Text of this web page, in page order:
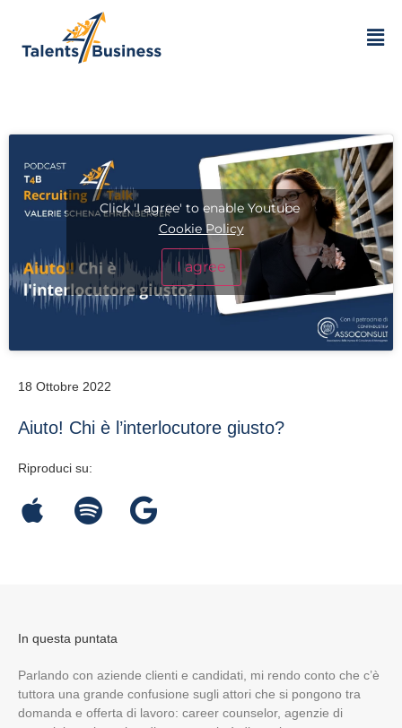
Click 'I agree' to enable Youtube
Cookie Policy
I agree
18 Ottobre 2022
Aiuto! Chi è l’interlocutore giusto?
Riproduci su:
In questa puntata
Parlando con aziende clienti e candidati, mi rendo conto che c’è
tuttora una grande confusione sugli attori che si pongono tra
domanda e offerta di lavoro: career counselor, agenzie di